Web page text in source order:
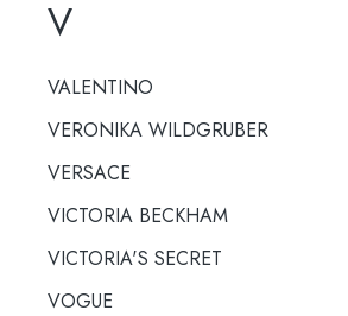
V
VALENTINO
VERONIKA WILDGRUBER
VERSACE
VICTORIA BECKHAM
VICTORIA'S SECRET
VOGUE